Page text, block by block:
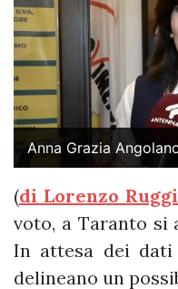
Anna Grazia
(di Lorenzo
voto, a Taranto si
In attesa dei
delineano un